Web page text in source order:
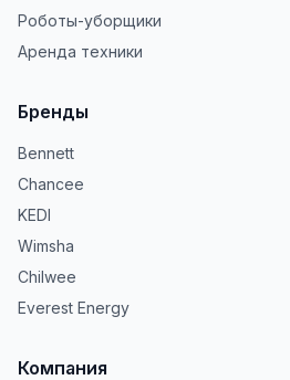
Роботы-уборщики
Аренда техники
Бренды
Bennett
Chancee
KEDI
Wimsha
Chilwee
Everest Energy
Компания